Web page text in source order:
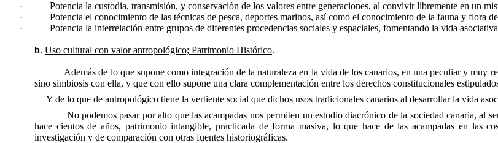
·
Potencia la custodia, transmisión, y conservación de los valores entre generaciones, al convivir libremente en un
·
Potencia el conocimiento de las técnicas de pesca, deportes marinos, así como el conocimiento de la fauna y flora
·
Potencia la interrelación entre grupos de diferentes procedencias sociales y espaciales, fomentando la vida
b. Uso cultural con valor antropológico; Patrimonio Histórico.
Además de lo que supone como integración de la naturaleza en la vida de los canarios, en una peculiar y muy
sino simbiosis con ella, y que con ello supone una clara complementación entre los derechos constitucionales
Y de lo que de antropológico tiene la vertiente social que dichos usos tradicionales canarios al desarrollar la vida
No podemos pasar por alto que las acampadas nos permiten un estudio diacrónico de la sociedad canaria, al ser
hace cientos de años, patrimonio intangible, practicada de forma masiva, lo que hace de las acampadas en las
investigación y de comparación con otras fuentes historiográficas.